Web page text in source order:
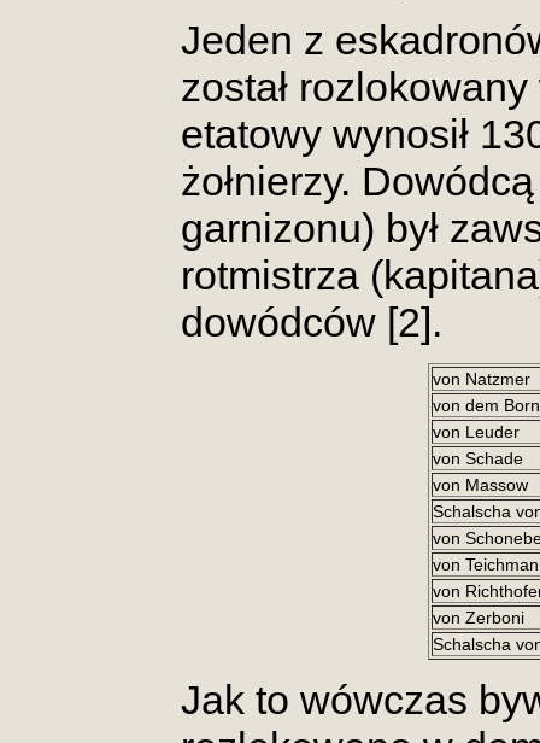
Jeden z
został
etatowy wynosił
żołnierzy.
garnizonu) był
rotmistrza
dowódców [2].
von Natzmer
von dem
von Leuder
von Schade
von Massow
Schalscha
von
von
von
von Zerboni
Schalscha
Jak to wówczas